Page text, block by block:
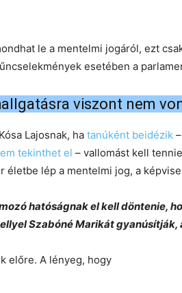
le a mentelmi jogáról, ezt
esetében a
viszont nem
Lajosnak, ha tanúként beidézik
tekinthet el – vallomást kell
életbe lép a mentelmi jog, a
hatóságnak el kell döntenie,
Szabóné Marikát
előre. A lényeg, hogy